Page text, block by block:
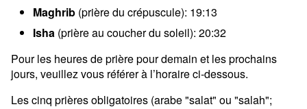
Maghrib (prière du crépuscule): 19:13
Isha (prière au coucher du soleil): 20:32
Pour les heures de prière pour demain et les prochains
jours, veuillez vous référer à l’horaire ci-dessous.
Les cinq prières obligatoires (arabe "salat" ou "salah";